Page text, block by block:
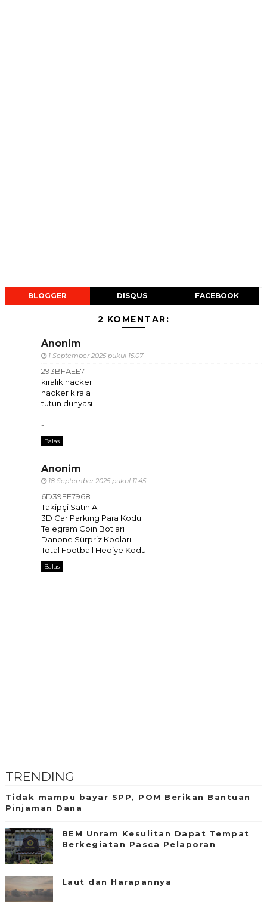
BLOGGER DISQUS FACEBOOK
2 KOMENTAR:
Anonim
1 September 2025 pukul 15.07
293BFAEE71
kiralık hacker
hacker kirala
tütün dünyası
-
-
Balas
Anonim
18 September 2025 pukul 11.45
6D39FF7968
Takipçi Satın Al
3D Car Parking Para Kodu
Telegram Coin Botları
Danone Sürpriz Kodları
Total Football Hediye Kodu
Balas
TRENDING
Tidak mampu bayar SPP, POM Berikan Bantuan
Pinjaman Dana
BEM Unram Kesulitan Dapat Tempat
Berkegiatan Pasca Pelaporan
Laut dan Harapannya